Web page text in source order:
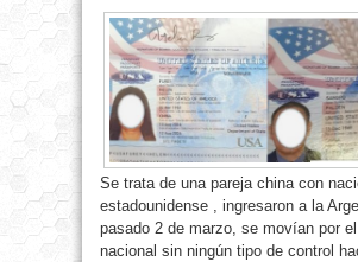
Se trata de una pareja china con
estadounidense , ingresaron a la
pasado 2 de marzo, se movían por
nacional sin ningún tipo de control